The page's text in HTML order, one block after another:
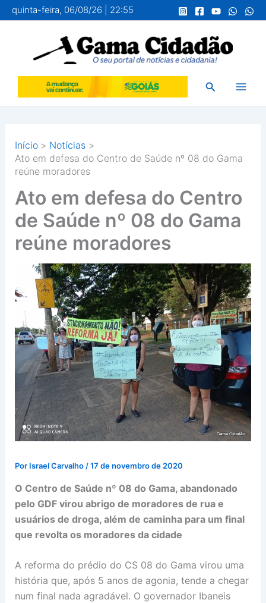
para
conteúdo
quinta-feira, 06/08/26 | 22:55
Pesquisar
Início
Notícias
Ato em defesa do Centro de Saúde nº 08 do Gama
reúne moradores
Ato em defesa do Centro
de Saúde nº 08 do Gama
reúne moradores
Por Israel Carvalho /17 de novembro de 2020
O Centro de Saúde nº 08 do Gama, abandonado
pelo GDF virou abrigo de moradores de rua e
usuários de droga, além de caminha para um final
que revolta os moradores da cidade
A reforma do prédio do CS 08 do Gama virou uma
história que, após 5 anos de agonia, tende a chegar
num final nada agradável. O governador Ibaneis